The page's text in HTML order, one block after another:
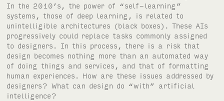
In the 2010’s, the power of “self-learning”
systems, those of deep learning, is related to
unintelligible architectures (black boxes). These AIs
progressively could replace tasks commonly assigned
to designers. In this process, there is a risk that
design becomes nothing more than an automated way
of doing things and services, and that of formatting
human experiences. How are these issues addressed by
designers? What can design do “with” artificial
intelligence?